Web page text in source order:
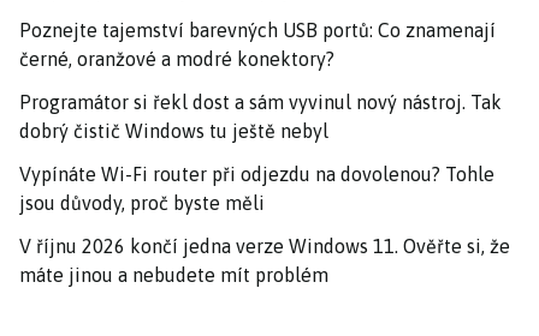
Poznejte tajemství barevných USB portů: Co znamenají
černé, oranžové a modré konektory?
Programátor si řekl dost a sám vyvinul nový nástroj. Tak
dobrý čistič Windows tu ještě nebyl
Vypínáte Wi-Fi router při odjezdu na dovolenou? Tohle
jsou důvody, proč byste měli
V říjnu 2026 končí jedna verze Windows 11. Ověřte si, že
máte jinou a nebudete mít problém